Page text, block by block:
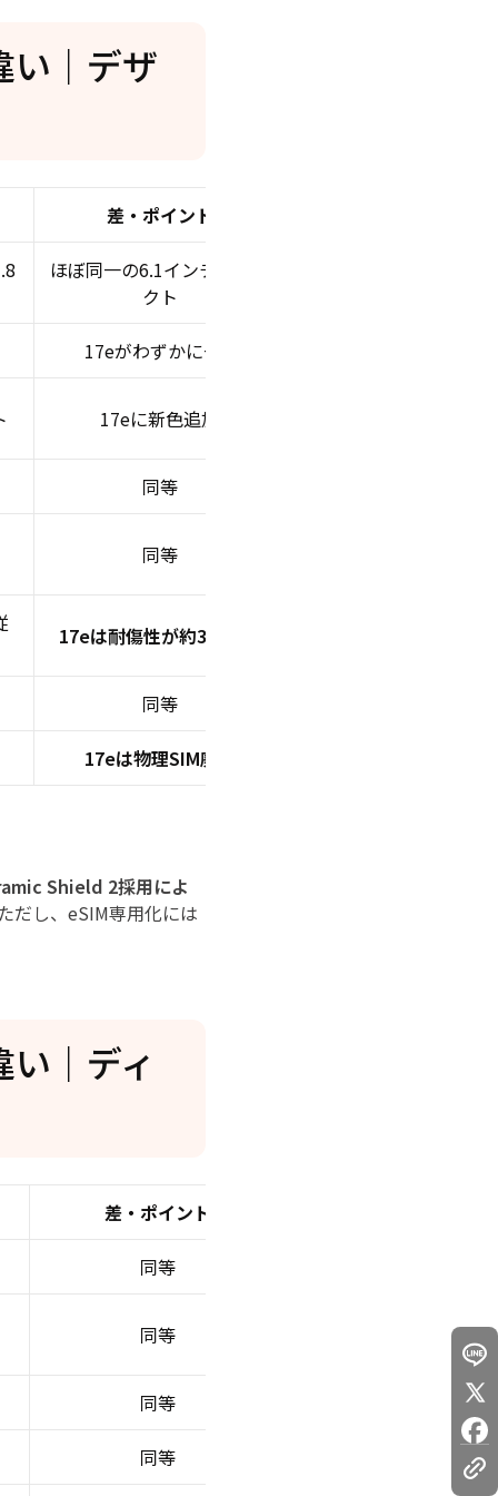
｜デザ
差・ポイント
ほぼ同一の6.1インチコンパ
クト
17eがわずかに+2g
17eに新色追加
同等
同等
17eは耐傷性が約3倍向上
同等
17eは物理SIM廃止
Shield 2採用によ
だし、eSIM専用化には
｜ディ
差・ポイント
同等
同等
同等
同等